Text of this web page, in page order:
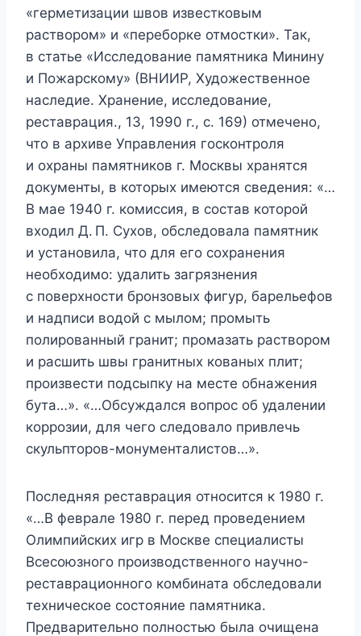
«герметизации швов известковым
раствором» и «переборке отмостки». Так,
в статье «Исследование памятника Минину
и Пожарскому» (ВНИИР, Художественное
наследие. Хранение, исследование,
реставрация., 13, 1990 г., с. 169) отмечено,
что в архиве Управления госконтроля
и охраны памятников г. Москвы хранятся
документы, в которых имеются сведения: «…
В мае 1940 г. комиссия, в состав которой
входил Д. П. Сухов, обследовала памятник
и установила, что для его сохранения
необходимо: удалить загрязнения
с поверхности бронзовых фигур, барельефов
и надписи водой с мылом; промыть
полированный гранит; промазать раствором
и расшить швы гранитных кованых плит;
произвести подсыпку на месте обнажения
бута…». «…Обсуждался вопрос об удалении
коррозии, для чего следовало привлечь
скульпторов-монументалистов…».
Последняя реставрация относится к 1980 г.
«…В феврале 1980 г. перед проведением
Олимпийских игр в Москве специалисты
Всесоюзного производственного научно-
реставрационного комбината обследовали
техническое состояние памятника.
Предварительно полностью была очищена